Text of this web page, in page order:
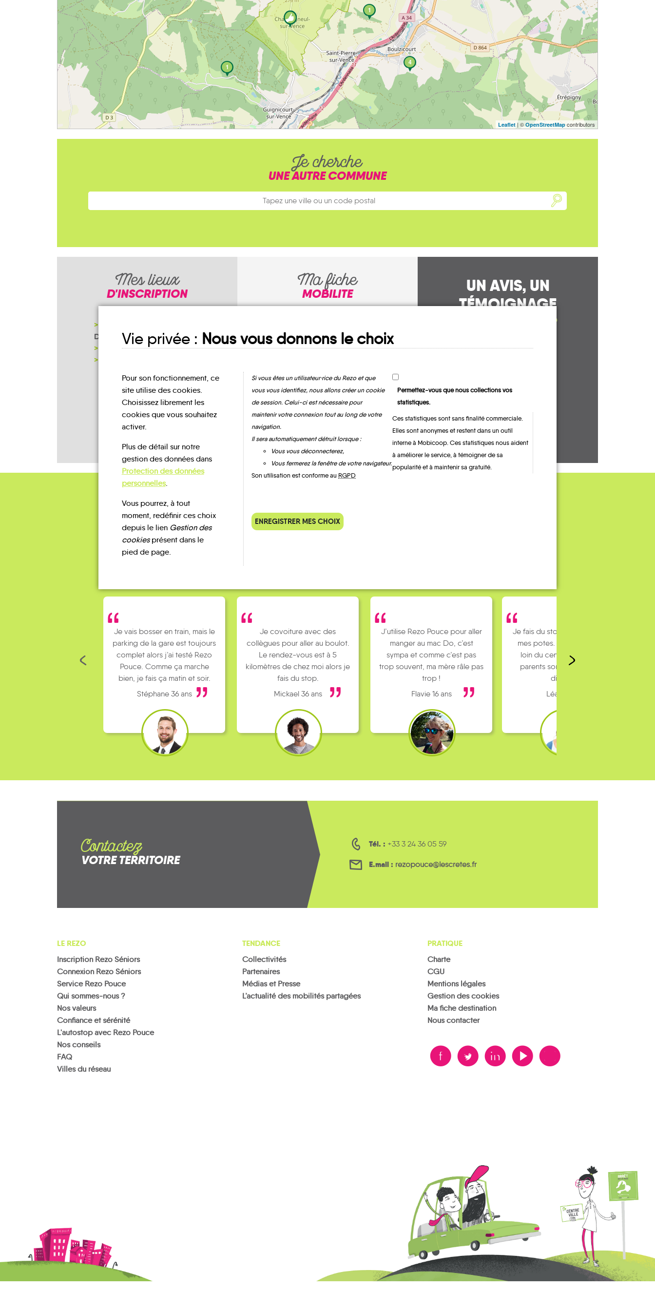
4
1
1
Leaflet | © OpenStreetMapcontributors
Je cherche
UNE AUTRE COMMUNE
Mes lieux
D'INSCRIPTION
DES CRÊTES PRÉARDENNAIES
MAIRIE
Ma fiche
MOBILITE
Champigneul-sur-
Vence
UN AVIS, UN
TÉMOIGNAGE
À PARTAGER ?
QUELQUES
Témoignages
Je vais bosser en train, mais le
parking de la gare est toujours
complet alors j’ai testé Rezo
Pouce. Comme ça marche
bien, je fais ça matin et soir.
Stéphane 36 ans
Je covoiture avec des
collègues pour aller au boulot.
Le rendez-vous est à 5
kilomètres de chez moi alors je
fais du stop.
Mickael 36 ans
J’utilise Rezo Pouce pour aller
manger au mac Do, c’est
sympa et comme c’est pas
trop souvent, ma mère râle pas
trop !
Flavie 16 ans
Je fais du stop pour rejoindre
mes potes. J’habite un peu
loin du centre ville et mes
parents sont pas toujours
dispo…
Léa 16 ans
Contactez
VOTRE TERRITOIRE
Tél. : +33 3 24 36 05 59
E.mail : rezopouce@lescretes.fr
LE REZO
Inscription Rezo Séniors
Connexion Rezo Séniors
Service Rezo Pouce
Qui sommes-nous ?
Nos valeurs
Confiance et sérénité
L'autostop avec Rezo Pouce
Nos conseils
FAQ
Villes du réseau
TENDANCE
Collectivités
Partenaires
Médias et Presse
L’actualité des mobilités partagées
PRATIQUE
Charte
CGU
Mentions légales
Gestion des cookies
Vie privée : Nous vous donnons le choix
Pour son fonctionnement, ce
site utilise des cookies.
Choisissez librement les
cookies que vous souhaitez
activer.
Plus de détail sur notre
gestion des données dans
Protection des données
personnelles.
Vous pourrez, à tout
moment, redéfinir ces choix
depuis le lien Gestion des
cookiesprésent dans le
pied de page.
Si vous êtes un utilisateur·rice du Rezo et que
vous vous identifiez, nous allons créer un cookie
de session. Celui-ci est nécessaire pour
maintenir votre connexion tout au long de votre
navigation.
Il sera automatiquement détruit lorsque :
Vous vous déconnecterez,
Vous fermerez la fenêtre de votre navigateur.
Son utilisation est conforme au RGPD
Permettez-vous que nous collections vos
statistiques.
Ces statistiques sont sans finalité commerciale.
Elles sont anonymes et restent dans un outil
interne à Mobicoop. Ces statistiques nous aident
à améliorer le service, à témoigner de sa
popularité et à maintenir sa gratuité.
ENREGISTRER MES CHOIX
Ma fiche destination
Nous contacter
B A D F V